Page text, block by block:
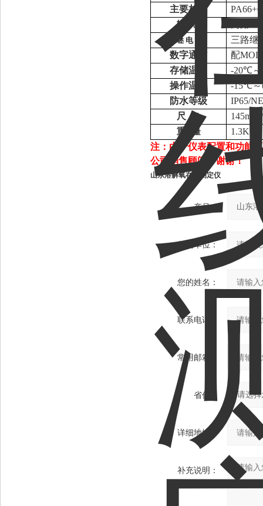
主要材料
输
出
继 电 器
三路继
数字通信
配
存储温度
-20℃～
操作温度 -15℃～
防水等级
IP65/
尺寸
重
量
1.3KG
注：由于仪表配置和功能
公司销售顾问，谢谢！
山东溶解氧在线测定仪
产品：
您的单位：
您的姓名：
联系电话：
常用邮箱：
省份：
详细地址：
补充说明：